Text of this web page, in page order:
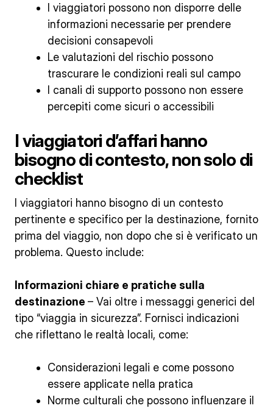
I viaggiatori possono non disporre delle
informazioni necessarie per prendere
decisioni consapevoli
Le valutazioni del rischio possono
trascurare le condizioni reali sul campo
I canali di supporto possono non essere
percepiti come sicuri o accessibili
I viaggiatori d’affari hanno
bisogno di contesto, non solo di
checklist
I viaggiatori hanno bisogno di un contesto
pertinente e specifico per la destinazione, fornito
prima del viaggio, non dopo che si è verificato un
problema. Questo include:
Informazioni chiare e pratiche sulla
destinazione – Vai oltre i messaggi generici del
tipo “viaggia in sicurezza”. Fornisci indicazioni
che riflettano le realtà locali, come:
Considerazioni legali e come possono
essere applicate nella pratica
Norme culturali che possono influenzare il